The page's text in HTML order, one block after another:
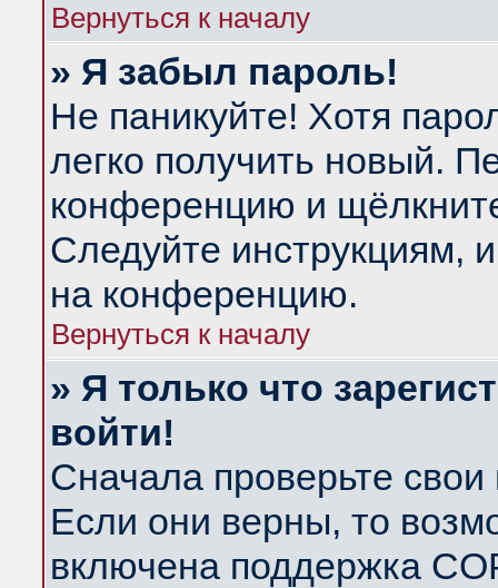
Вернуться к началу
» Я забыл пароль!
Не паникуйте! Хотя
легко получить новый.
конференцию и
Следуйте инструкциям,
на конференцию.
Вернуться к началу
» Я только что
войти!
Сначала проверьте
Если они верны, то
включена поддержка